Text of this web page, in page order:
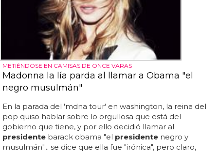
METIÉNDOSE EN CAMISAS DE ONCE VARAS
Madonna la lía parda al llamar a Obama "el
negro musulmán"
En la parada del 'mdna tour' en washington, la reina del
pop quiso hablar sobre lo orgullosa que está del
gobierno que tiene, y por ello decidió llamar al
presidente barack obama "el presidente negro y
musulmán"... se dice que ella fue "irónica", pero claro,